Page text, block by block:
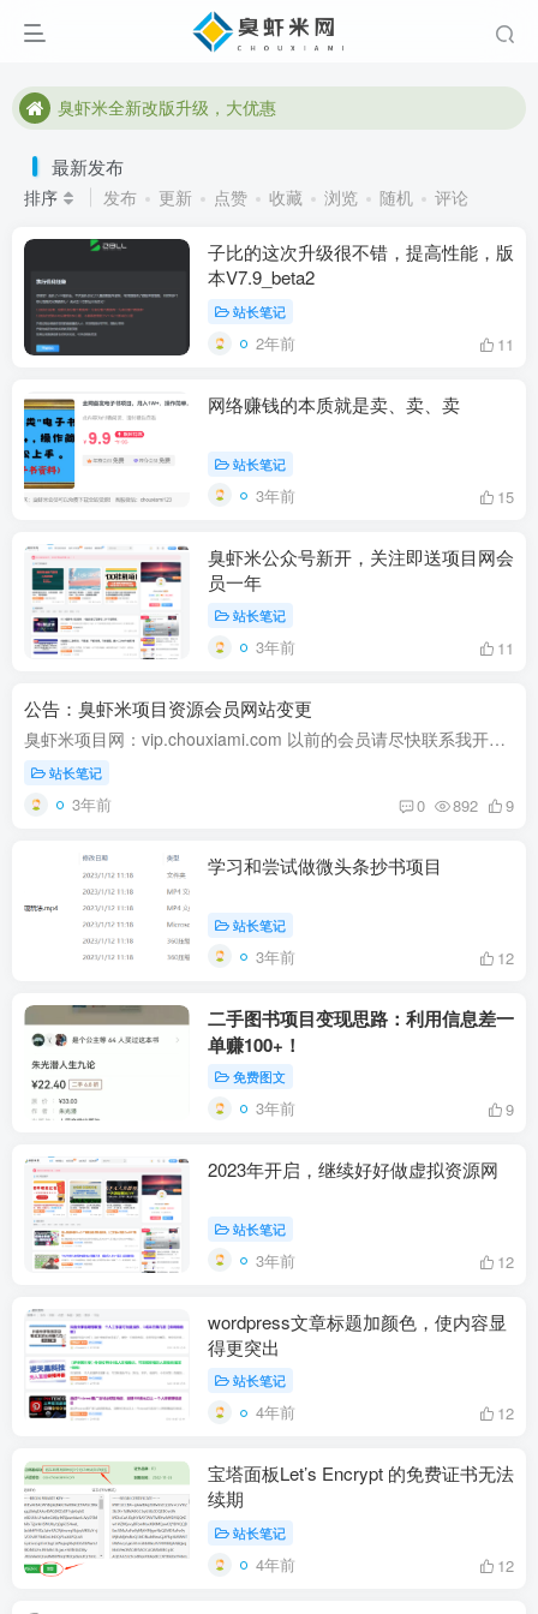
臭虾米全新改版升级，大优惠
臭虾米全新改版升级，大优惠
最新发布
排序 发布 更新 点赞 收藏 浏览 随机 评论
子比的这次升级很不错，提高性能，版
本V7.9_beta2
站长笔记
2年前 11
网络赚钱的本质就是卖、卖、卖
站长笔记
3年前 15
臭虾米公众号新开，关注即送项目网会
员一年
站长笔记
3年前 11
公告：臭虾米项目资源会员网站变更
臭虾米项目网：vip.chouxiami.com 以前的会员请尽快联系我开通升级为会员 截止2023年12月31日。 客服微信：chouxiami123
站长笔记
3年前 0 892 9
学习和尝试做微头条抄书项目
站长笔记
3年前 12
二手图书项目变现思路：利用信息差一
单赚100+！
免费图文
3年前 9
2023年开启，继续好好做虚拟资源网
站长笔记
3年前 12
wordpress文章标题加颜色，使内容显
得更突出
站长笔记
4年前 12
宝塔面板Let’s Encrypt 的免费证书无法
续期
站长笔记
4年前 12